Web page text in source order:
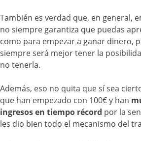
También es verdad que, en general,
no siempre garantiza que puedas
como para empezar a ganar dinero,
siempre será mejor tener la
no tenerla.
Además, eso no quita que sí sea
que han empezado con 100€ y han
ingresos en tiempo récord por la
les dio bien todo el mecanismo del